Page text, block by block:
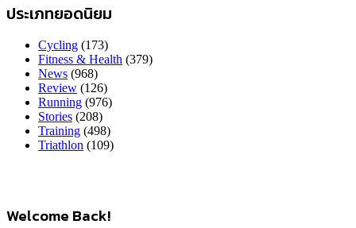
ประเภทยอดนิยม
Cycling (173)
Fitness & Health (379)
News (968)
Review (126)
Running (976)
Stories (208)
Training (498)
Triathlon (109)
Welcome Back!